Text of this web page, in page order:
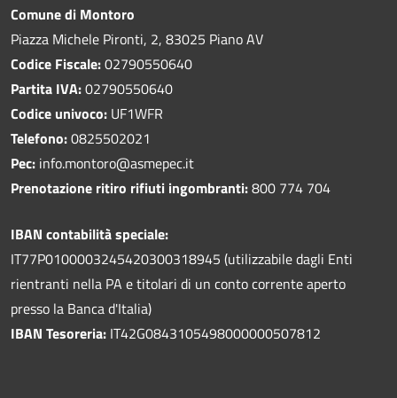
Comune di Montoro
Piazza Michele Pironti, 2, 83025 Piano AV
Codice Fiscale:02790550640
Partita IVA:02790550640
Codice univoco: UF1WFR
Telefono:0825502021
Pec: info.montoro@asmepec.it
Prenotazione ritiro rifiuti ingombranti:800 774 704
IBAN contabilità speciale:
IT77P0100003245420300318945 (utilizzabile dagli Enti
rientranti nella PA e titolari di un conto corrente aperto
presso la Banca d'Italia)
IBAN Tesoreria: IT42G0843105498000000507812